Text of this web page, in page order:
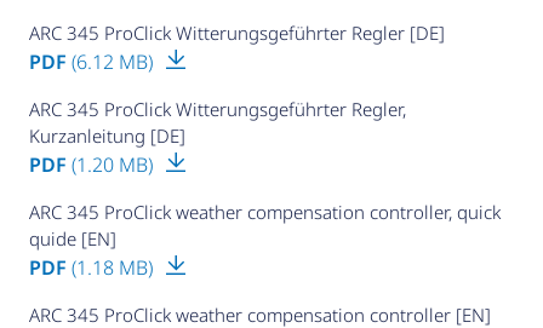
ARC 345 ProClick Witterungsgeführter Regler [DE]
PDF (6.12 MB)
ARC 345 ProClick Witterungsgeführter Regler,
Kurzanleitung [DE]
PDF (1.20 MB)
ARC 345 ProClick weather compensation controller, quick
quide [EN]
PDF (1.18 MB)
ARC 345 ProClick weather compensation controller [EN]